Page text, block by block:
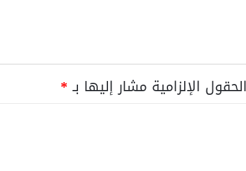
الحقول الإلزامية مشار إليها بـ*